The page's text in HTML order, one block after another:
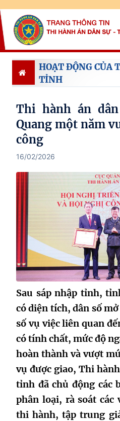
HOẠT ĐỘNG CỦA
TỈNH
Thi hành án
Quang một năm
công
16/02/2026
Sau sáp nhập tỉnh,
có diện tích, dân số
số vụ việc liên quan
có tính chất, mức độ
hoàn thành và vượt
vụ được giao, Thi
tỉnh đã chủ động các
phân loại, rà soát các
thi hành, tập trung